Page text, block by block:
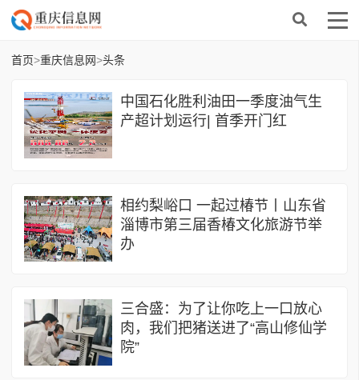
首页>重庆信息网>头条
中国石化胜利油田一季度油气生
产超计划运行| 首季开门红
相约梨峪口 一起过椿节丨山东省
淄博市第三届香椿文化旅游节举
办
三合盛：为了让你吃上一口放心
肉，我们把猪送进了“高山修仙学
院”